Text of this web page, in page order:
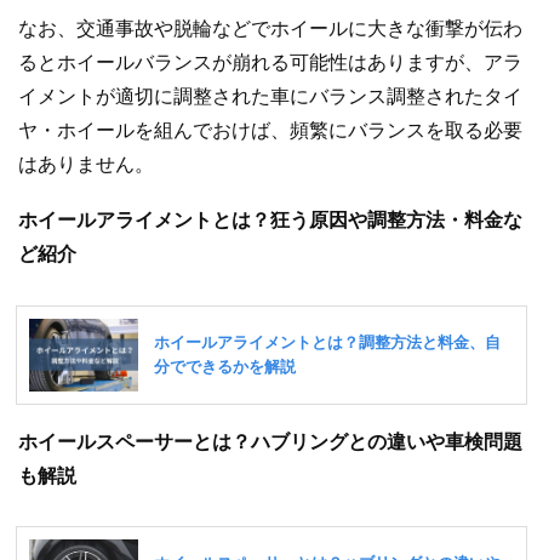
なお、交通事故や脱輪などでホイールに大きな衝撃が伝わ
るとホイールバランスが崩れる可能性はありますが、アラ
イメントが適切に調整された車にバランス調整されたタイ
ヤ・ホイールを組んでおけば、頻繁にバランスを取る必要
はありません。
ホイールアライメントとは？狂う原因や調整方法・料金な
ど紹介
ホイールスペーサーとは？ハブリングとの違いや車検問題
も解説